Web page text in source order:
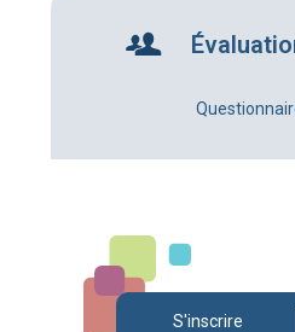
S'inscrire